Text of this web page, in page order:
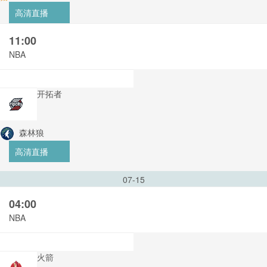
高清直播
11:00
NBA
开拓者
森林狼
高清直播
07-15
04:00
NBA
火箭